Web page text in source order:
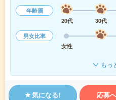
年齢層
20代
30代
男女比率
女性
もっ
気になる! 応募